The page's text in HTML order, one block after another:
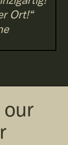
Ort!“